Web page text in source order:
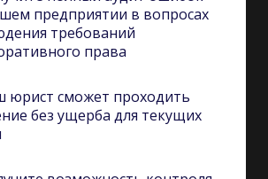
предприятии в вопросах
требований
права
юрист сможет проходить
без ущерба для текущих